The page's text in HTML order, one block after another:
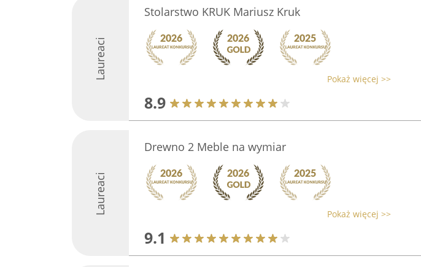
Laureaci
Stolarstwo KRUK Mariusz Kruk
Pokaż więcej >>
8.9
Laureaci
Drewno 2 Meble na wymiar
Pokaż więcej >>
9.1